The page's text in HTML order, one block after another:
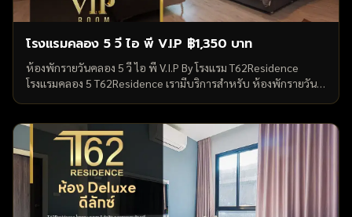
โรงแรมคลอง 5 วี ไอ พี V.I.P ฿1,350 บาท
ห้องพักรายวันคลอง 5 วี ไอ พี V.I.P By โรงแรม T62Residence
โรงแรมคลอง 5 T62Residence เรามีบริการสำหรับ ห้องพักรายวัน